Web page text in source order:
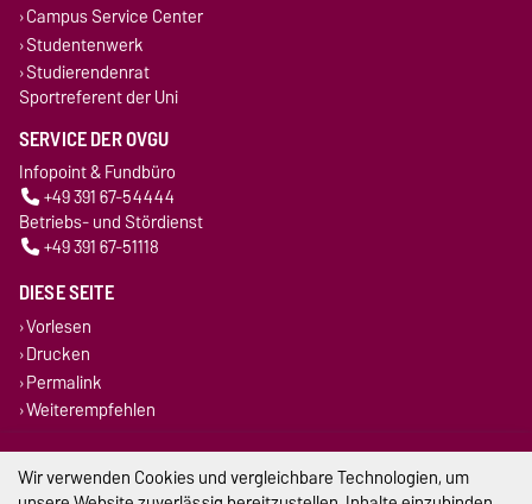
Campus Service Center
Studentenwerk
Studierendenrat
Sportreferent der Uni
SERVICE DER OVGU
Infopoint & Fundbüro
+49 391 67-54444
Betriebs- und Stördienst
+49 391 67-51118
DIESE SEITE
Vorlesen
Drucken
Permalink
Weiterempfehlen
Impressum
Wir verwenden Cookies und vergleichbare Technologien, um